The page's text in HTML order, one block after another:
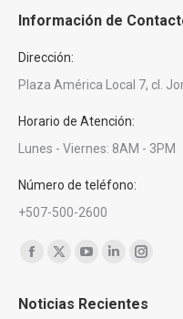
Información de
Dirección:
Plaza América Local 7, cl.
Horario de Atención:
Lunes - Viernes: 8AM - 3PM
Número de teléfono:
+507-500-2600
Encuéntranos en:
opensopens
YouTube
opens
Linkedin
opensopens
Noticias Recientes